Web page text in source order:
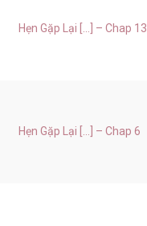
Hẹn Gặp Lại [...] – Chap 13
Hẹn Gặp Lại [...] – Chap 6